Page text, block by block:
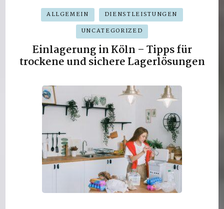
ALLGEMEIN
DIENSTLEISTUNGEN
UNCATEGORIZED
Einlagerung in Köln – Tipps für
trockene und sichere Lagerlösungen